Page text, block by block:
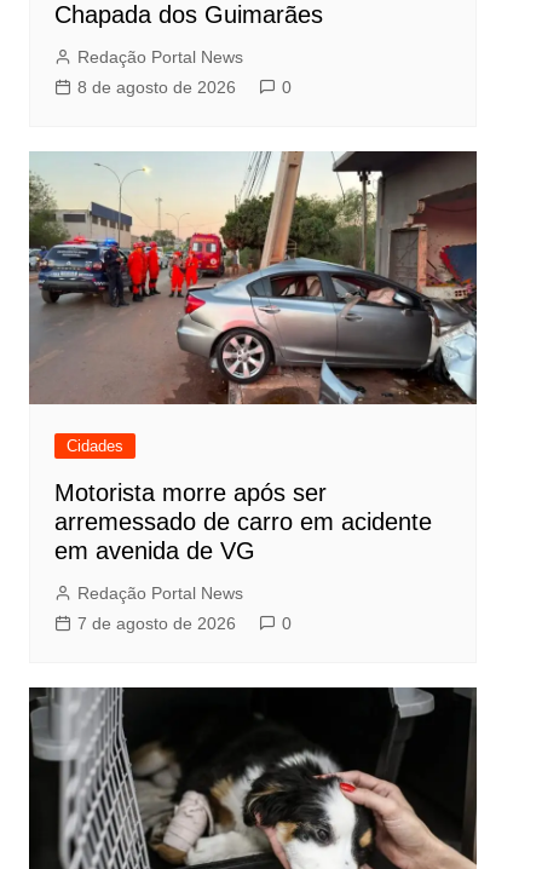
Chapada dos Guimarães
Redação Portal News
8 de agosto de 2026
0
Cidades
Motorista morre após ser
arremessado de carro em acidente
em avenida de VG
Redação Portal News
7 de agosto de 2026
0